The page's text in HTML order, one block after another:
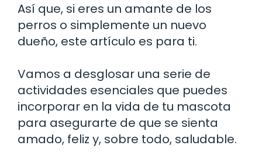
Así que, si eres un amante de los
perros o simplemente un nuevo
dueño, este artículo es para ti.
Vamos a desglosar una serie de
actividades esenciales que puedes
incorporar en la vida de tu mascota
para asegurarte de que se sienta
amado, feliz y, sobre todo, saludable.